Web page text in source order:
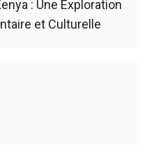
: Une Exploration
et Culturelle